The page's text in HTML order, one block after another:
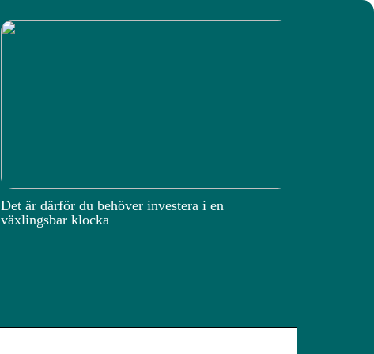
Det är därför du behöver investera i en
växlingsbar klocka